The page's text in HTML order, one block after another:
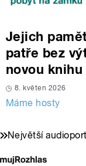
Jejich
patře bez
novou knihu
8. květen 2026
Máme hosty
Největší